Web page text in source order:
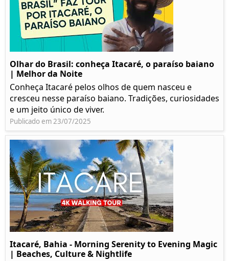
Olhar do Brasil: conheça Itacaré, o paraíso baiano
| Melhor da Noite
Conheça Itacaré pelos olhos de quem nasceu e
cresceu nesse paraíso baiano. Tradições, curiosidades
e um jeito único de viver.
Publicado em 23/07/2025
Itacaré, Bahia - Morning Serenity to Evening Magic
| Beaches, Culture & Nightlife